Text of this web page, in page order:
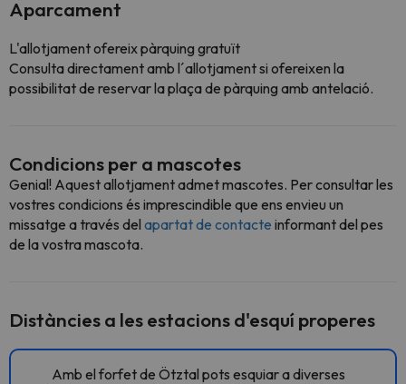
Aparcament
L'allotjament ofereix pàrquing gratuït
Consulta directament amb l´allotjament si ofereixen la
possibilitat de reservar la plaça de pàrquing amb antelació.
Condicions per a mascotes
Genial! Aquest allotjament admet mascotes. Per consultar les
vostres condicions és imprescindible que ens envieu un
missatge a través del apartat de contacte informant del pes
de la vostra mascota.
Distàncies a les estacions d'esquí properes
Amb el forfet de Ötztal pots esquiar a diverses